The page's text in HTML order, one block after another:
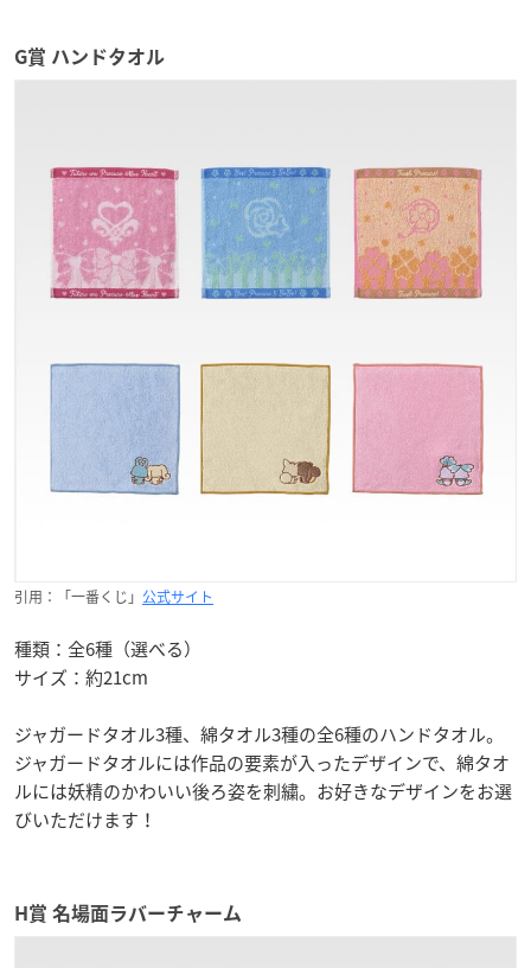
G賞 ハンドタオル
引用：「一番くじ」 公式サイト
種類：全6種（選べる）
サイズ：約21cm
ジャガードタオル3種、綿タオル3種の全6種のハンドタオル。
ジャガードタオルには作品の要素が入ったデザインで、綿タオ
ルには妖精のかわいい後ろ姿を刺繍。お好きなデザインをお選
びいただけます！
H賞 名場面ラバーチャーム